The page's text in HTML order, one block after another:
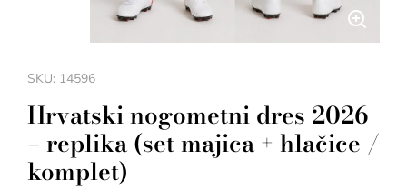
SKU: 14596
Hrvatski nogometni dres 2026
– replika (set majica + hlačice /
komplet)